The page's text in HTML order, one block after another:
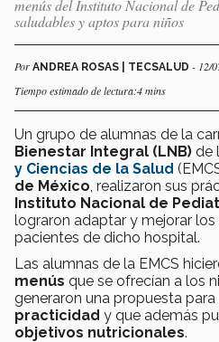
menús del Instituto Nacional de
saludables y aptos para niños
Por ANDREA ROSAS | TECSALUD - 12/
Tiempo estimado de lectura:4 mins
Un grupo de alumnas de la
Bienestar Integral (LNB) de
y Ciencias de la Salud
de México , realizaron sus
Instituto Nacional de
lograron adaptar y mejorar
pacientes de dicho hospital.
Las alumnas de la EMCS
menús que se ofrecían a los
generaron una propuesta para
practicidad y que además
objetivos nutricionales.